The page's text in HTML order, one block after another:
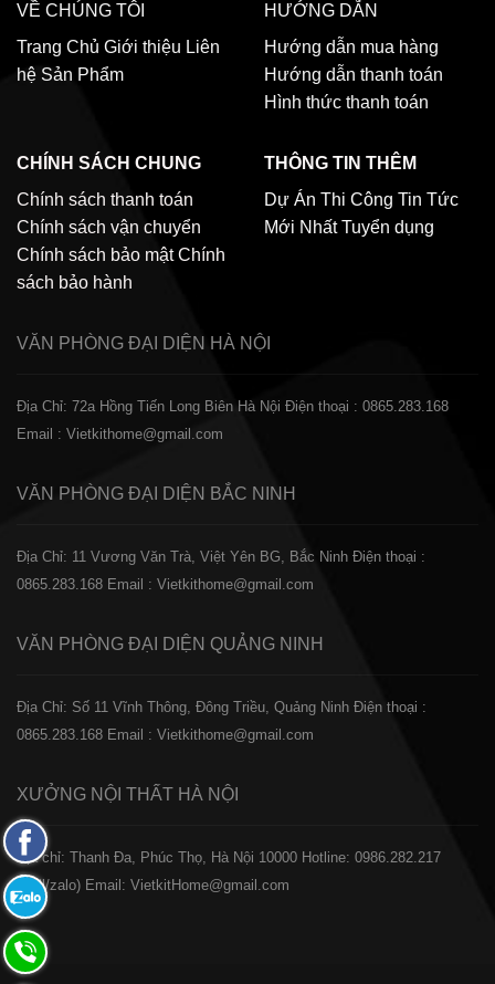
VỀ CHÚNG TÔI
Trang Chủ Giới thiệu Liên
hệ Sản Phẩm
HƯỚNG DẪN
Hướng dẫn mua hàng
Hướng dẫn thanh toán
Hình thức thanh toán
CHÍNH SÁCH CHUNG
Chính sách thanh toán
Chính sách vận chuyển
Chính sách bảo mật Chính
sách bảo hành
THÔNG TIN THÊM
Dự Án Thi Công Tin Tức
Mới Nhất Tuyển dụng
VĂN PHÒNG ĐẠI DIỆN HÀ NỘI
Địa Chỉ: 72a Hồng Tiến Long Biên Hà Nội Điện thoại : 0865.283.168
Email : Vietkithome@gmail.com
VĂN PHÒNG ĐẠI DIỆN BẮC NINH
Địa Chỉ: 11 Vương Văn Trà, Việt Yên BG, Bắc Ninh Điện thoại :
0865.283.168 Email : Vietkithome@gmail.com
VĂN PHÒNG ĐẠI DIỆN QUẢNG NINH
Địa Chỉ: Số 11 Vĩnh Thông, Đông Triều, Quảng Ninh Điện thoại :
0865.283.168 Email : Vietkithome@gmail.com
XƯỞNG NỘI THẤT HÀ NỘI
️Địa chỉ: Thanh Đa, Phúc Thọ, Hà Nội 10000 Hotline: 0986.282.217
(Call/zalo) Email: VietkitHome@gmail.com
Fanpage
Facebook
Zalo:
0865.283.168
Hotline: